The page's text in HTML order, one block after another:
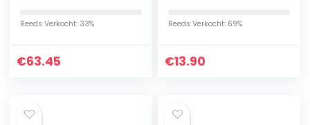
Vervanging voor Land
Reeds Verkocht: 33%
€63.45
Spanningsmonitor(12V-
Reeds Verkocht: 69%
€13.90